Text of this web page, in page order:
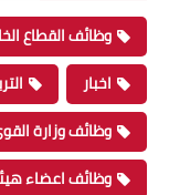
وظائف القطاع
اخبار
وظائف وزارة
وظائف اعضاء